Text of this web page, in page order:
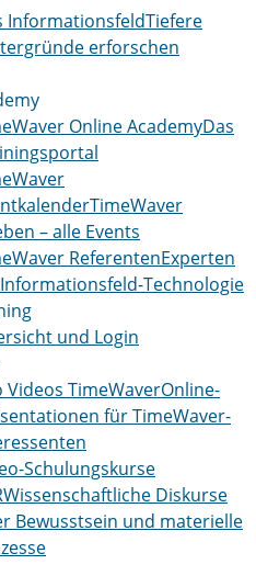
InformationsfeldTiefere
erforschen
Online AcademyDas
TimeWaver
– alle Events
ReferentenExperten
Technologie
und Login
Videos TimeWaverOnline-
für TimeWaver-
Schulungskurse
Wissenschaftliche Diskurse
Bewusstsein und materielle